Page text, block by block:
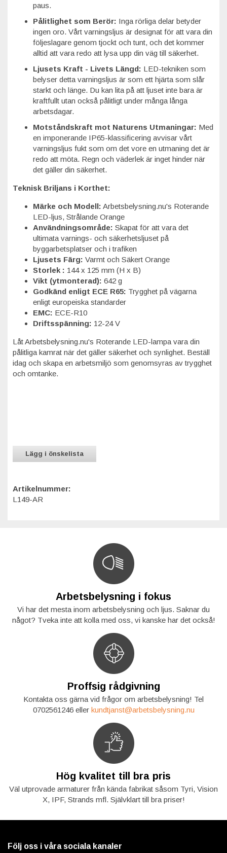
paus.
Pålitlighet som Berör: Inga rörliga delar betyder
ingen oro. Vårt varningsljus är designat för att vara din
följeslagare genom tjockt och tunt, och det kommer
alltid att vara redo att lysa upp din väg till säkerhet.
Ljusets Kraft - Livets Längd: LED-tekniken som
belyser detta varningsljus är som ett hjärta som slår
starkt och länge. Du kan lita på att ljuset inte bara är
kraftfullt utan också pålitligt under många långa
arbetsdagar.
Motståndskraft mot Naturens Utmaningar: Med
en imponerande IP65-klassificering avvisar vårt
varningsljus fukt som om det vore en utmaning det är
redo att möta. Regn och väderlek är inget hinder när
det gäller din säkerhet.
Teknisk Briljans i Korthet:
Märke och Modell: Arbetsbelysning.nu's Roterande
LED-ljus, Strålande Orange
Användningsområde: Skapat för att vara det
ultimata varnings- och säkerhetsljuset på
byggarbetsplatser och i trafiken
Ljusets Färg: Varmt och Säkert Orange
Storlek : 144 x 125 mm (H x B)
Vikt (ytmonterad): 642 g
Godkänd enligt ECE R65: Trygghet på vägarna
enligt europeiska standarder
EMC: ECE-R10
Driftsspänning: 12-24 V
Låt Arbetsbelysning.nu's Roterande LED-lampa vara din
pålitliga kamrat när det gäller säkerhet och synlighet. Beställ
idag och skapa en arbetsmiljö som genomsyras av trygghet
och omtanke.
Lägg i önskelista
Artikelnummer:
L149-AR
Arbetsbelysning i fokus
Vi har det mesta inom arbetsbelysning och ljus. Saknar du
något? Tveka inte att kolla med oss, vi kanske har det också!
Proffsig rådgivning
Kontakta oss gärna vid frågor om arbetsbelysning! Tel
0702561246 eller kundtjanst@arbetsbelysning.nu
Hög kvalitet till bra pris
Väl utprovade armaturer från kända fabrikat såsom Tyri, Vision
X, IPF, Strands mfl. Självklart till bra priser!
Följ oss i våra sociala kanaler